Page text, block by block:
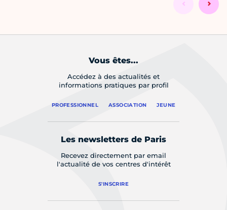
Vous êtes...
Accédez à des actualités et
informations pratiques par profil
PROFESSIONNEL ASSOCIATION JEUNE
Les newsletters de Paris
Recevez directement par email
l'actualité de vos centres d'intérêt
S'INSCRIRE